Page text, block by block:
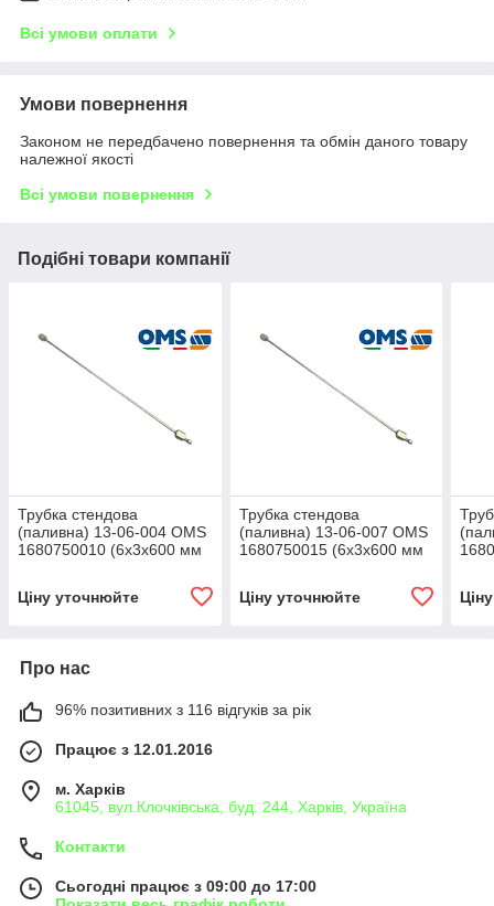
Всі умови оплати
Умови повернення
Законом не передбачено повернення та обмін даного товару
належної якості
Всі умови повернення
Подібні товари компанії
Трубка стендова
(паливна) 13-06-004 OMS
1680750010 (6х3х600 мм
Ціну уточнюйте
Трубка стендова
(паливна) 13-06-007 OMS
1680750015 (6х3х600 мм
Ціну уточнюйте
Про нас
96% позитивних з 116 відгуків за рік
Працює з 12.01.2016
м. Харків
61045, вул.Клочківська, буд. 244, Харків, Україна
Контакти
Сьогодні працює з 09:00 до 17:00